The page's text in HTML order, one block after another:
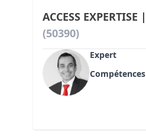
ACCESS EXPERTISE |
(50390)
Expert
Compétences